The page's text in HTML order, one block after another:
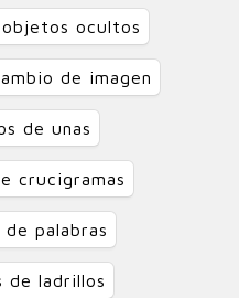
ocultos
de imagen
de unas
crucigramas
de palabras
de ladrillos